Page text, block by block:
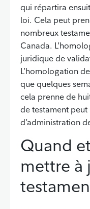
qui répartira
loi. Cela peut
nombreux
Canada.
juridique de
L’homologation
que quelques
cela prenne de
de testament
d’administration
Quand
mettre à